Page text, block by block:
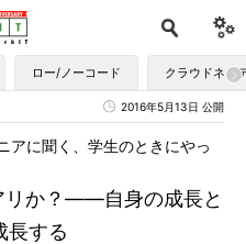
ロー/ノーコード クラウドネイ
2016年5月13日 公開
リか？――自身の成長と
長する
アに聞く、学生のときにやっ